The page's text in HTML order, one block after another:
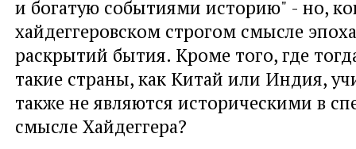
и богатую событиями историю" - но,
хайдеггеровском строгом смысле
раскрытий бытия. Кроме того, где
такие страны, как Китай или Индия,
также не являются историческими в
смысле Хайдеггера?